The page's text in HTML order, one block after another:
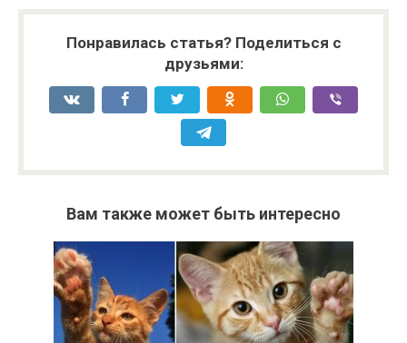
Понравилась статья? Поделиться с
друзьями:
Вам также может быть интересно